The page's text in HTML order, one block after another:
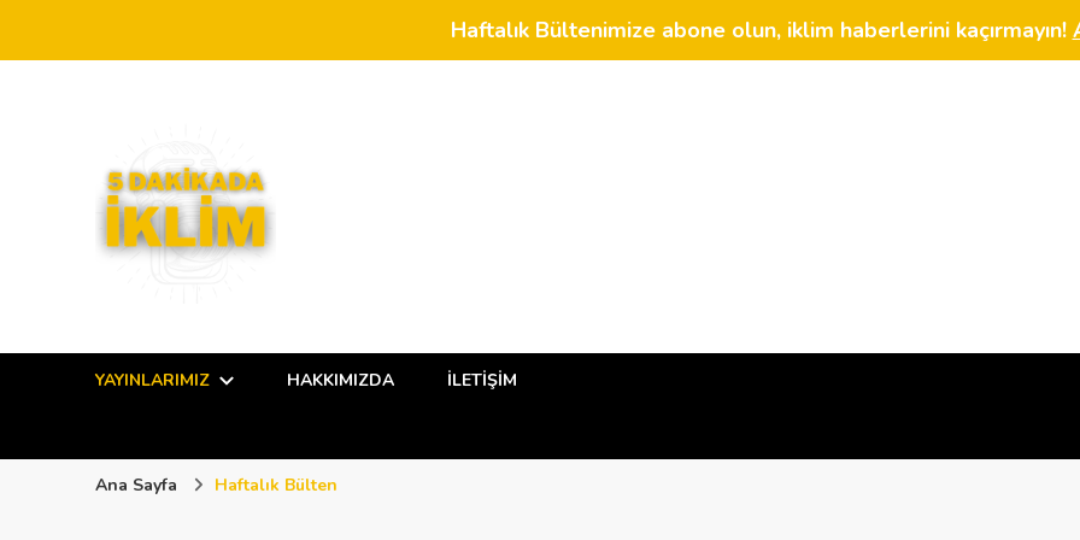
Haftalık Bültenimize abone olun, iklim haberlerini kaçırmayın!
5 Dakikada İklim
YAYINLARIMIZ HAKKIMIZDA İLETIŞIM
Ana Sayfa Haftalık Bülten